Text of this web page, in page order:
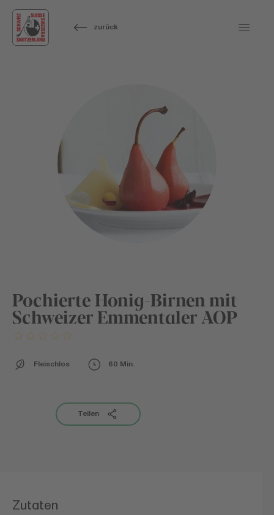
zurück
Pochierte Honig-Birnen mit
Schweizer Emmentaler AOP
Fleischlos 60 Min.
Teilen
Zutaten